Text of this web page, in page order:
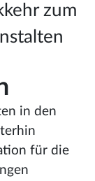
zum
in den
für die